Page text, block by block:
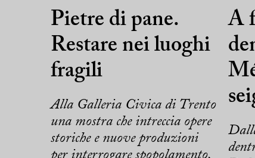
Pietre di pane.
Restare nei luoghi
fragili
Alla Galleria Civica di Trento
una mostra che intreccia opere
storiche e nuove produzioni
per interrogare spopolamento,
A